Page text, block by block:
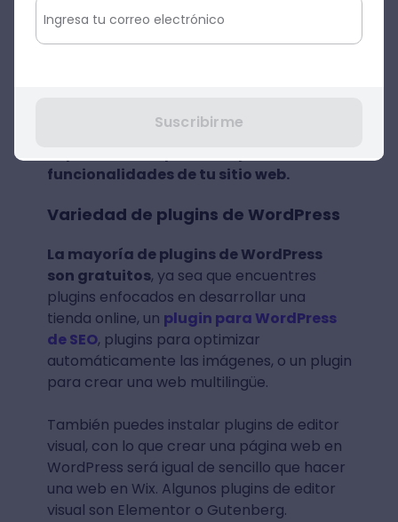
desarrolla páginas web desde cero
comenta que los plugins son
hacer una web con WordPress,
funcionalidades de tu sitio web.
Variedad de plugins de WordPress
La mayoría de plugins de WordPress
son gratuitos, ya sea que encuentres
plugins enfocados en desarrollar una
tienda online, un plugin para WordPress
de SEO, plugins para optimizar
automáticamente las imágenes, o un plugin
para crear una web multilingüe.
También puedes instalar plugins de editor
visual, con lo que crear una página web en
WordPress será igual de sencillo que hacer
una web en Wix. Algunos plugins de editor
visual son Elementor o Gutenberg.
Suscribirme